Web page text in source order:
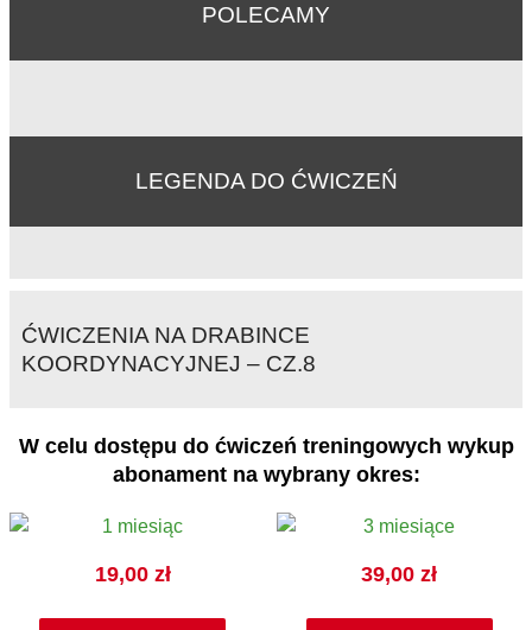
POLECAMY
LEGENDA DO ĆWICZEŃ
ĆWICZENIA NA DRABINCE
KOORDYNACYJNEJ – CZ.8
W celu dostępu do ćwiczeń treningowych wykup
abonament na wybrany okres:
19,00 zł 39,00zł